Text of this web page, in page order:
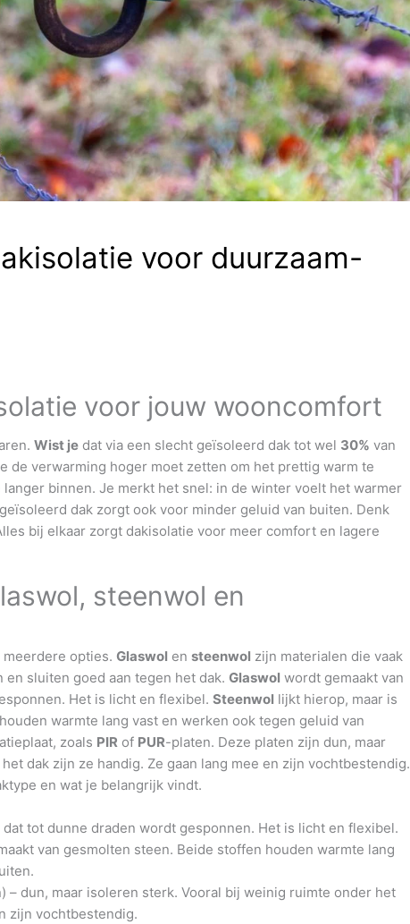
voor duurzaam-
voor jouw wooncomfort
Wist je dat via een slecht geïsoleerd dak tot wel 30% van
de verwarming hoger moet zetten om het prettig warm te
binnen. Je merkt het snel: in de winter voelt het warmer
dak zorgt ook voor minder geluid van buiten. Denk
bij elkaar zorgt dakisolatie voor meer comfort en lagere
steenwol en
opties. Glaswol en steenwol zijn materialen die vaak
sluiten goed aan tegen het dak. Glaswol wordt gemaakt van
Het is licht en flexibel. Steenwol lijkt hierop, maar is
warmte lang vast en werken ook tegen geluid van
zoals PIR of PUR-platen. Deze platen zijn dun, maar
dak zijn ze handig. Ze gaan lang mee en zijn vochtbestendig.
en wat je belangrijk vindt.
tot dunne draden wordt gesponnen. Het is licht en flexibel.
van gesmolten steen. Beide stoffen houden warmte lang
– dun, maar isoleren sterk. Vooral bij weinig ruimte onder het
zijn vochtbestendig.